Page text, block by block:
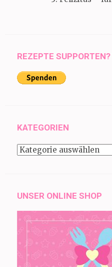
REZEPTE
KATEGORIEN
Kategorien
UNSER ONLINE SHOP